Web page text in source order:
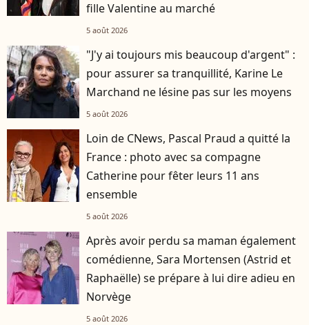
fille Valentine au marché
5 août 2026
"J'y ai toujours mis beaucoup d'argent" :
pour assurer sa tranquillité, Karine Le
Marchand ne lésine pas sur les moyens
5 août 2026
Loin de CNews, Pascal Praud a quitté la
France : photo avec sa compagne
Catherine pour fêter leurs 11 ans
ensemble
5 août 2026
Après avoir perdu sa maman également
comédienne, Sara Mortensen (Astrid et
Raphaëlle) se prépare à lui dire adieu en
Norvège
5 août 2026